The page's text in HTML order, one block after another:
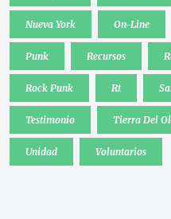
Nueva York On-Line
Punk Recursos
Rock Punk Rt
Testimonio Tierra Del
Unidad Voluntarios